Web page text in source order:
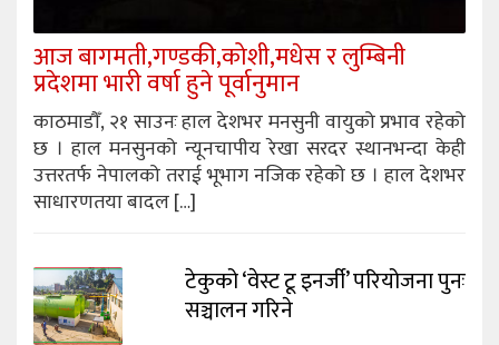
आज बागमती,गण्डकी,कोशी,मधेस र लुम्बिनी
प्रदेशमा भारी वर्षा हुने पूर्वानुमान
काठमाडौँ, २१ साउनः हाल देशभर मनसुनी वायुको प्रभाव रहेको
छ । हाल मनसुनको न्यूनचापीय रेखा सरदर स्थानभन्दा केही
उत्तरतर्फ नेपालको तराई भूभाग नजिक रहेको छ । हाल देशभर
साधारणतया बादल […]
टेकुको ‘वेस्ट टू इनर्जी’ परियोजना पुनः
सञ्चालन गरिने